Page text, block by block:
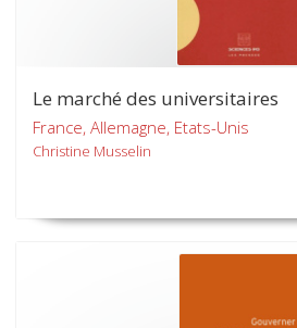
Le marché des universitaires
France, Allemagne, Etats-Unis
Christine Musselin